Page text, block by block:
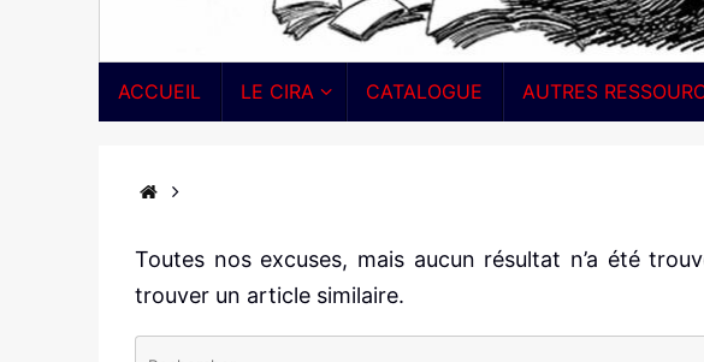
AU
CONTENU
ACCUEIL LE CIRA CATALOGUE AUTRES
ACCUEIL
Toutes nos excuses, mais aucun résultat n’a été
trouver un article similaire.